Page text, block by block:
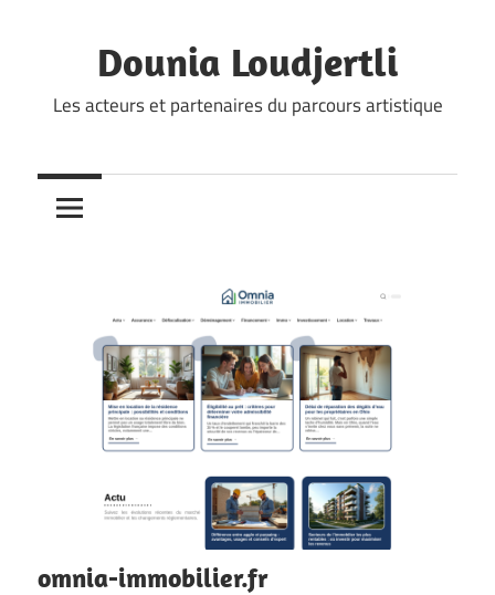
Dounia Loudjertli
Les acteurs et partenaires du parcours artistique
omnia-immobilier.fr